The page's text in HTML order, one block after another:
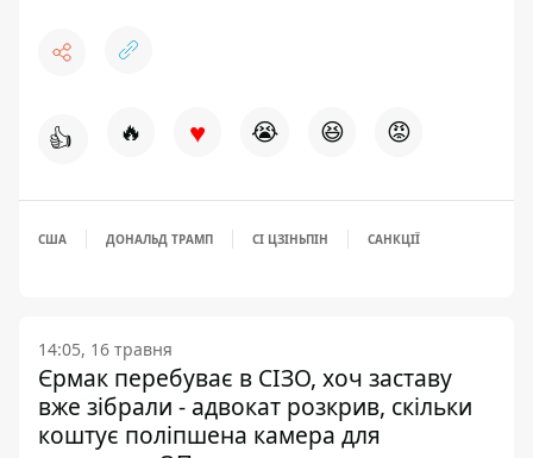
👍 🔥 ♥ 😭 😆 😡
США ДОНАЛЬД ТРАМП СІ ЦЗІНЬПІН САНКЦІЇ
14:05, 16 травня
Єрмак перебуває в СІЗО, хоч заставу
вже зібрали - адвокат розкрив, скільки
коштує поліпшена камера для